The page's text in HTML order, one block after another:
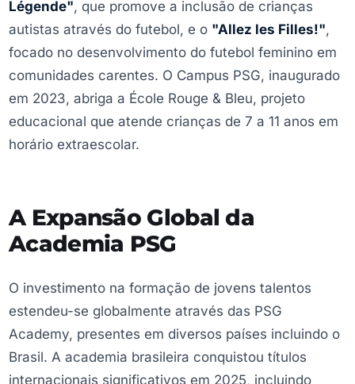
Légende", que promove a inclusão de crianças
autistas através do futebol, e o "Allez les Filles!",
focado no desenvolvimento do futebol feminino em
comunidades carentes. O Campus PSG, inaugurado
em 2023, abriga a École Rouge & Bleu, projeto
educacional que atende crianças de 7 a 11 anos em
horário extraescolar.
A Expansão Global da
Academia PSG
O investimento na formação de jovens talentos
estendeu-se globalmente através das PSG
Academy, presentes em diversos países incluindo o
Brasil. A academia brasileira conquistou títulos
internacionais significativos em 2025, incluindo